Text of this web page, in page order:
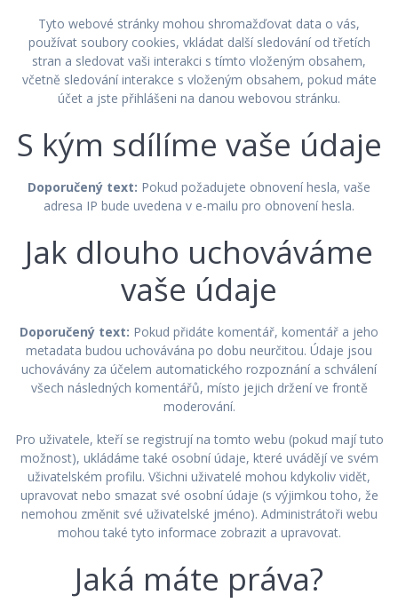
Tyto webové stránky mohou shromažďovat data o vás,
používat soubory cookies, vkládat další sledování od třetích
stran a sledovat vaši interakci s tímto vloženým obsahem,
včetně sledování interakce s vloženým obsahem, pokud máte
účet a jste přihlášeni na danou webovou stránku.
S kým sdílíme vaše údaje
Doporučený text: Pokud požadujete obnovení hesla, vaše
adresa IP bude uvedena v e-mailu pro obnovení hesla.
Jak dlouho uchováváme
vaše údaje
Doporučený text: Pokud přidáte komentář, komentář a jeho
metadata budou uchovávána po dobu neurčitou. Údaje jsou
uchovávány za účelem automatického rozpoznání a schválení
všech následných komentářů, místo jejich držení ve frontě
moderování.
Pro uživatele, kteří se registrují na tomto webu (pokud mají tuto
možnost), ukládáme také osobní údaje, které uvádějí ve svém
uživatelském profilu. Všichni uživatelé mohou kdykoliv vidět,
upravovat nebo smazat své osobní údaje (s výjimkou toho, že
nemohou změnit své uživatelské jméno). Administrátoři webu
mohou také tyto informace zobrazit a upravovat.
Jaká máte práva?